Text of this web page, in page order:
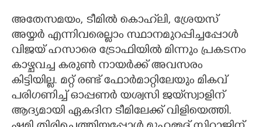
അതേസമയം, ടീമിൽ കൊഹ്‌ലി, ശ്രേയസ്
അയ്യർ എന്നിവരെല്ലാം സ്ഥാനമുറപ്പിച്ചപ്പോൾ
വിജയ് ഹസാരെ ട്രോഫിയിൽ മിന്നും പ്രകടനം
കാഴ്ചവച്ച കരുൺ നായർക്ക് അവസരം
കിട്ടിയില്ല. മറ്റ് രണ്ട് ഫോർമാറ്റിലേയും മികവ്
പരിഗണിച്ച് ഓപ്പണർ യശ്വസി ജയ്‌സ്വാളിന്
ആദ്യമായി ഏകദിന ടീമിലേക്ക് വിളിയെത്തി.